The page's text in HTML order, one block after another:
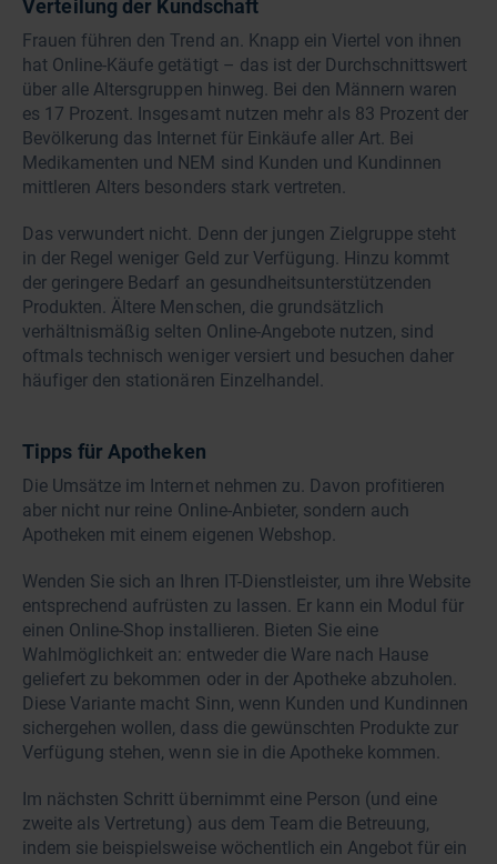
Verteilung der Kundschaft
Frauen führen den Trend an. Knapp ein Viertel von ihnen
hat Online-Käufe getätigt – das ist der Durchschnittswert
über alle Altersgruppen hinweg. Bei den Männern waren
es 17 Prozent. Insgesamt nutzen mehr als 83 Prozent der
Bevölkerung das Internet für Einkäufe aller Art. Bei
Medikamenten und NEM sind Kunden und Kundinnen
mittleren Alters besonders stark vertreten.
Das verwundert nicht. Denn der jungen Zielgruppe steht
in der Regel weniger Geld zur Verfügung. Hinzu kommt
der geringere Bedarf an gesundheitsunterstützenden
Produkten. Ältere Menschen, die grundsätzlich
verhältnismäßig selten Online-Angebote nutzen, sind
oftmals technisch weniger versiert und besuchen daher
häufiger den stationären Einzelhandel.
Tipps für Apotheken
Die Umsätze im Internet nehmen zu. Davon profitieren
aber nicht nur reine Online-Anbieter, sondern auch
Apotheken mit einem eigenen Webshop.
Wenden Sie sich an Ihren IT-Dienstleister, um ihre Website
entsprechend aufrüsten zu lassen. Er kann ein Modul für
einen Online-Shop installieren. Bieten Sie eine
Wahlmöglichkeit an: entweder die Ware nach Hause
geliefert zu bekommen oder in der Apotheke abzuholen.
Diese Variante macht Sinn, wenn Kunden und Kundinnen
sichergehen wollen, dass die gewünschten Produkte zur
Verfügung stehen, wenn sie in die Apotheke kommen.
Im nächsten Schritt übernimmt eine Person (und eine
zweite als Vertretung) aus dem Team die Betreuung,
indem sie beispielsweise wöchentlich ein Angebot für ein